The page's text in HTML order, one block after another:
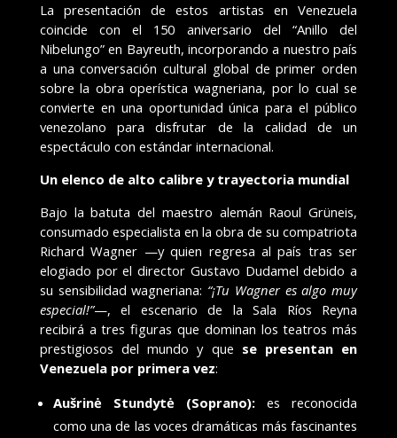
La presentación de estos artistas en Venezuela
coincide con el 150 aniversario del “Anillo del
Nibelungo” en Bayreuth, incorporando a nuestro país
a una conversación cultural global de primer orden
sobre la obra operística wagneriana, por lo cual se
convierte en una oportunidad única para el público
venezolano para disfrutar de la calidad de un
espectáculo con estándar internacional.
Un elenco de alto calibre y trayectoria mundial
Bajo la batuta del maestro alemán Raoul Grüneis,
consumado especialista en la obra de su compatriota
Richard Wagner —y quien regresa al país tras ser
elogiado por el director Gustavo Dudamel debido a
su sensibilidad wagneriana: “¡Tu Wagner es algo muy
especial!”—, el escenario de la Sala Ríos Reyna
recibirá a tres figuras que dominan los teatros más
prestigiosos del mundo y que se presentan en
Venezuela por primera vez:
Aušrinė Stundytė (Soprano):es reconocida
como una de las voces dramáticas más fascinantes